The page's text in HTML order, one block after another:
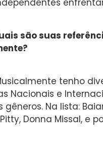
são suas
tenho
Nacionais e
gêneros. Na lista:
Donna Missal, e